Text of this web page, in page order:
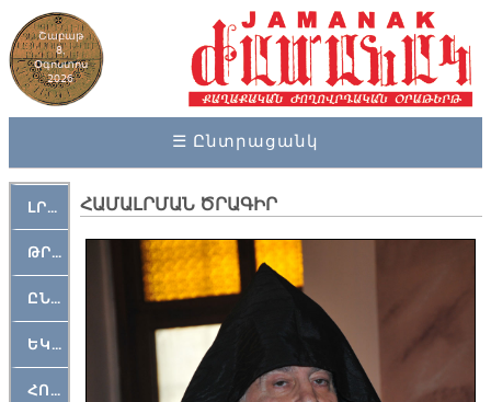
Շաբաթ
8,
Օգոստոս
2026
☰ Ընտրացանկ
ԼՐԱՀՈՍ
ԹՐՔԱՀԱՅ ԿԵԱՆՔ
ԸՆԿԵՐԱՄՇԱԿՈՒԹԱՅԻՆ
ԵԿԵՂԵՑԱԿԱՆ
ՀՈԳԵՄՏԱՒՈՐ
ՀԱՄԱԼՐՄԱՆ ԾՐԱԳԻՐ